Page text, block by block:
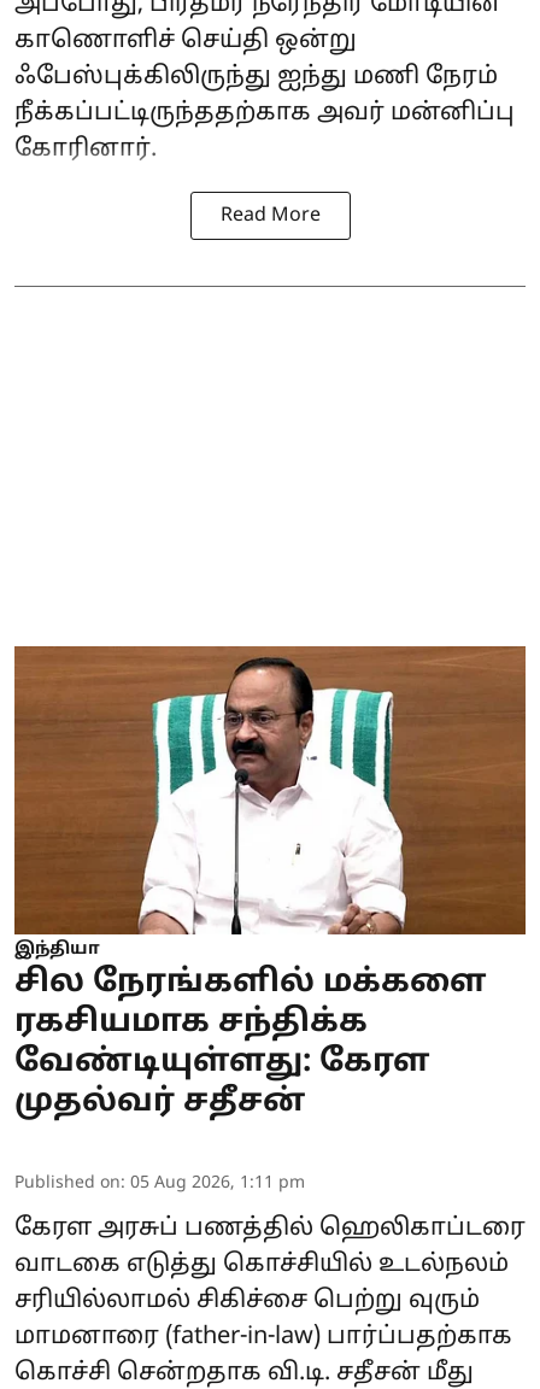
காணொளிச் செய்தி ஒன்று
ஃபேஸ்புக்கிலிருந்து ஐந்து மணி நேரம்
நீக்கப்பட்டிருந்ததற்காக அவர் மன்னிப்பு
கோரினார்.
Read More
இந்தியா
சில நேரங்களில் மக்களை
ரகசியமாக சந்திக்க
வேண்டியுள்ளது: கேரள
முதல்வர் சதீசன்
Published on: 05 Aug 2026, 1:11 pm
கேரள அரசுப் பணத்தில் ஹெலிகாப்டரை
வாடகை எடுத்து கொச்சியில் உடல்நலம்
சரியில்லாமல் சிகிச்சை பெற்று வுரும்
மாமனாரை (father-in-law) பார்ப்பதற்காக
கொச்சி சென்றதாக வி.டி. சதீசன் மீது